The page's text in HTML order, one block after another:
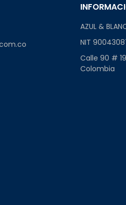
AZUL &
NIT
Calle 90 #
Colombia